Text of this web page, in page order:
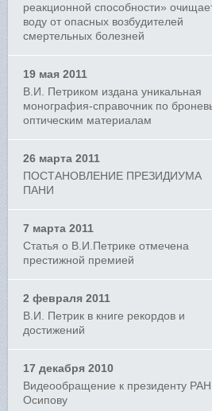
реакционной способности»
воду от опасных возбудителей
смертельных болезней
19 мая 2011
В.И. Петриком издана уникальная
монография-справочник по
оптическим материалам
26 марта 2011
ПОСТАНОВЛЕНИЕ ПРЕЗИДИУМА
ПАНИ
7 марта 2011
Статья о В.И.Петрике отмечена
престижной премией
2 февраля 2011
В.И. Петрик в книге рекордов и
достижений
17 декабря 2010
Видеообращение к президенту
Осипову